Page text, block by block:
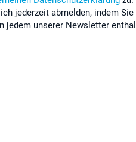
jederzeit abmelden, indem
jedem unserer Newsletter